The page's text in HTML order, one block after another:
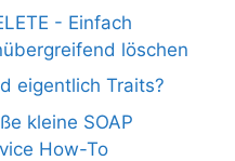
- Einfach
löschen
eigentlich Traits?
kleine SOAP
How-To